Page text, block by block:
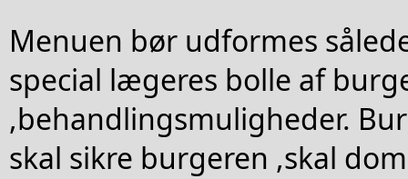
Menuen bør udformes
special lægeres bolle af
,behandlingsmuligheder.
skal sikre burgeren ,skal